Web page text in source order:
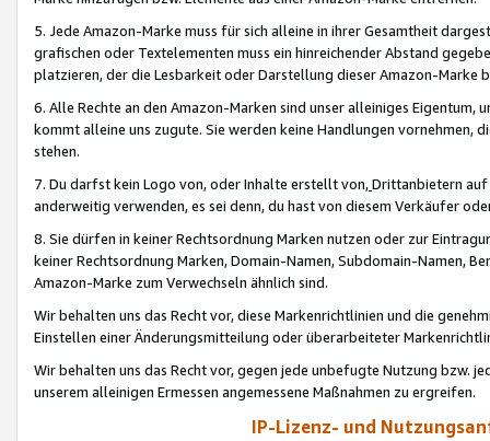
5. Jede Amazon-Marke muss für sich alleine in ihrer Gesamtheit
grafischen oder Textelementen muss ein hinreichender Abstand
platzieren, der die Lesbarkeit oder Darstellung dieser Amazon-Marke
6. Alle Rechte an den Amazon-Marken sind unser alleiniges
kommt alleine uns zugute. Sie werden keine Handlungen vornehmen,
stehen.
7. Du darfst kein Logo von, oder Inhalte erstellt von,Drittanbietern auf
anderweitig verwenden, es sei denn, du hast von diesem Verkäufer
8. Sie dürfen in keiner Rechtsordnung Marken nutzen oder zur
keiner Rechtsordnung Marken, Domain-Namen, Subdomain-Namen,
Amazon-Marke zum Verwechseln ähnlich sind.
Wir behalten uns das Recht vor, diese Markenrichtlinien und die
Einstellen einer Änderungsmitteilung oder überarbeiteter
Wir behalten uns das Recht vor, gegen jede unbefugte Nutzung bzw.
unserem alleinigen Ermessen angemessene Maßnahmen zu ergreifen.
IP-Lizenz- und